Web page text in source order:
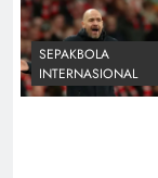
SEPAKBOLA
INTERNASIONAL